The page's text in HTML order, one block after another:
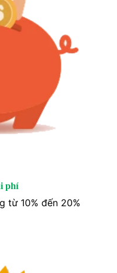
phí
từ 10% đến 20%